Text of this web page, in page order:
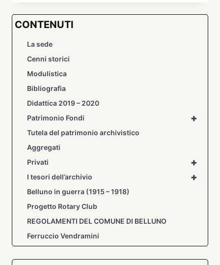
2014
CONTENUTI
La sede
Cenni storici
Modulistica
Bibliografia
Didattica 2019 – 2020
+
Patrimonio Fondi
Tutela del patrimonio archivistico
Aggregati
+
Privati
+
I tesori dell’archivio
Belluno in guerra (1915 – 1918)
Progetto Rotary Club
REGOLAMENTI DEL COMUNE DI BELLUNO
Ferruccio Vendramini